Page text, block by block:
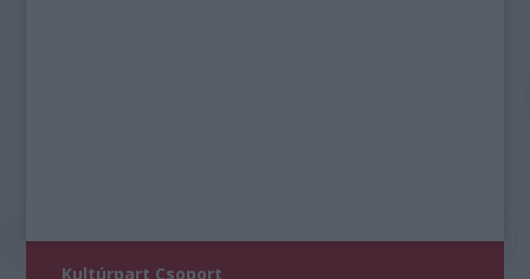
Kultúrpart Csoport